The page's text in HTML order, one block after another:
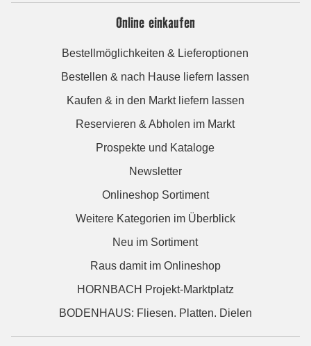
Online einkaufen
Bestellmöglichkeiten & Lieferoptionen
Bestellen & nach Hause liefern lassen
Kaufen & in den Markt liefern lassen
Reservieren & Abholen im Markt
Prospekte und Kataloge
Newsletter
Onlineshop Sortiment
Weitere Kategorien im Überblick
Neu im Sortiment
Raus damit im Onlineshop
HORNBACH Projekt-Marktplatz
BODENHAUS: Fliesen. Platten. Dielen